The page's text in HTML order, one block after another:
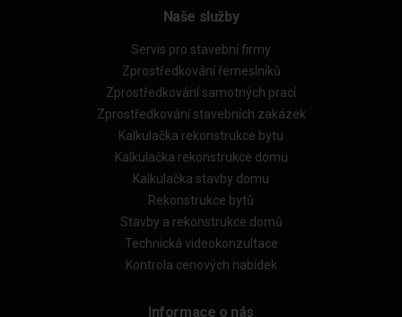
Naše služby
Servis pro stavební firmy
Zprostředkování řemeslníků
Zprostředkování samotných prací
Zprostředkování stavebních zakázek
Kalkulačka rekonstrukce bytu
Kalkulačka rekonstrukce domu
Kalkulačka stavby domu
Rekonstrukce bytů
Stavby a rekonstrukce domů
Technická videokonzultace
Kontrola cenových nabídek
Informace o nás